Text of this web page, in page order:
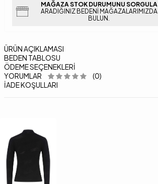
MAĞAZA STOK DURUMUNU SORGULA
ARADIĞINIZ BEDENI MAĞAZALARIMIZDA
BULUN.
ÜRÜN AÇIKLAMASI
BEDEN TABLOSU
ÖDEME SEÇENEKLERI
YORUMLAR
(0)
İADE KOŞULLARI